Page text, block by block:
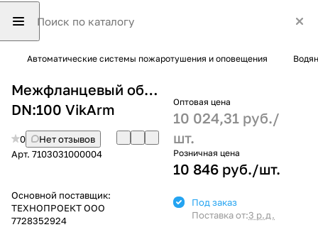
Автоматические системы пожаротушения и оповещения
Межфланцевый обратный клапан CF,
DN:100 VikArm
0
Нет отзывов
Арт. 7103031000004
Основной поставщик:
ТЕХНОПРОЕКТ ООО
7728352924
Оптовая цена
10 024,31 руб./
шт.
Розничная цена
10 846 руб./шт.
Под заказ
Поставка от:3 р.д.